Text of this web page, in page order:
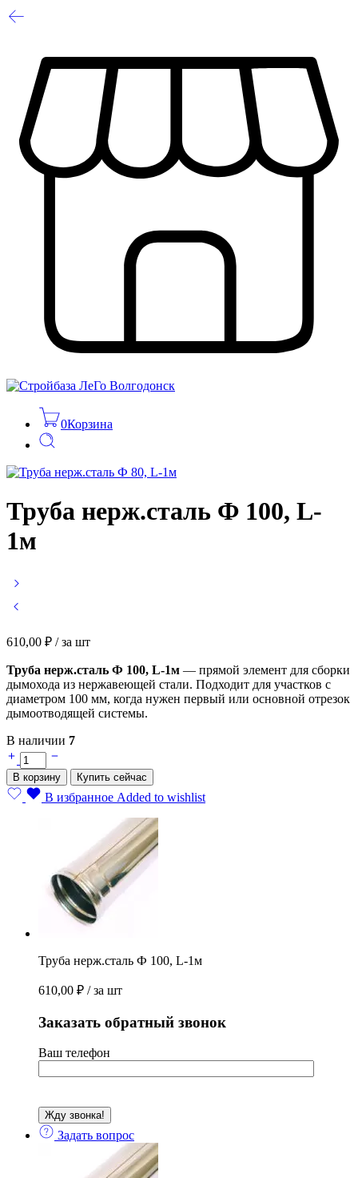
0Корзина
Труба нерж.сталь Ф 100, L-
1м
610,00 ₽ / за шт
Труба нерж.сталь Ф 100, L-1м — прямой элемент для сборки
дымохода из нержавеющей стали. Подходит для участков с
диаметром 100 мм, когда нужен первый или основной отрезок
дымоотводящей системы.
В наличии 7
Труба
нерж.сталь
Ф
100,
В корзину Купить сейчас
В избранное Added to wishlist
Труба нерж.сталь Ф 100, L-1м
610,00 ₽ / за шт
Заказать обратный звонок
Ваш телефон
Задать вопрос